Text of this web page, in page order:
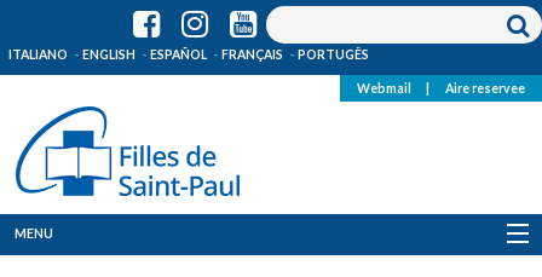
ITALIANO ENGLISH ESPAÑOL FRANÇAIS PORTUGÊS
Webmail Aire reservee
MENU